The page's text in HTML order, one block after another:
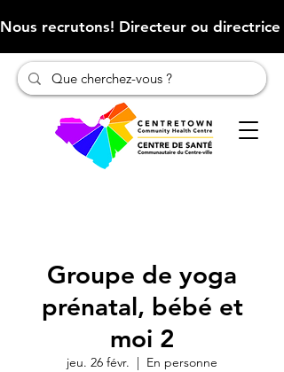
Nous recrutons! Directeur ou
Groupe de yoga
prénatal, bébé et
moi 2
jeu. 26 févr.
  |
En personne